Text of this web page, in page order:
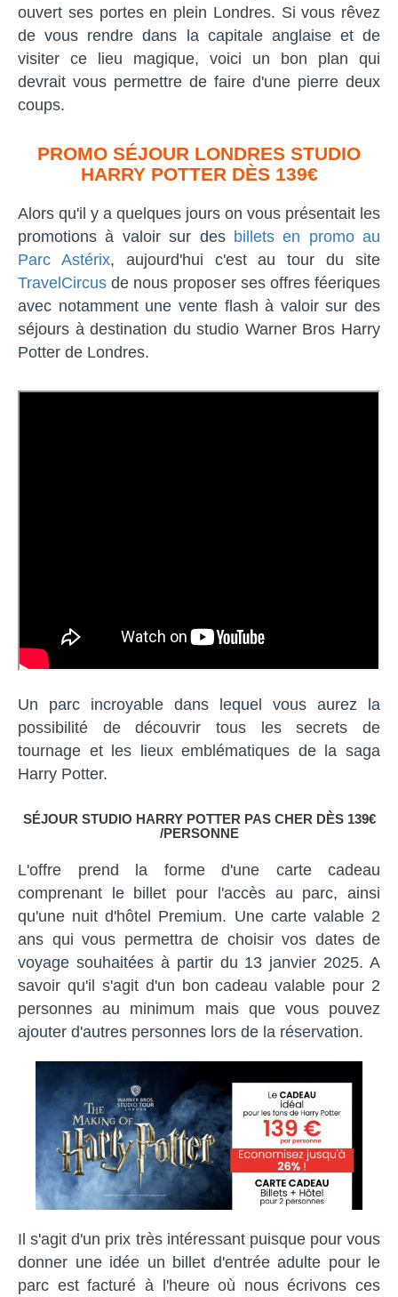
ouvert ses portes en plein Londres. Si vous rêvez
de vous rendre dans la capitale anglaise et de
visiter ce lieu magique, voici un bon plan qui
devrait vous permettre de faire d'une pierre deux
coups.
PROMO SÉJOUR LONDRES STUDIO
HARRY POTTER DÈS 139€
Alors qu'il y a quelques jours on vous présentait les
promotions à valoir sur des billets en promo au
Parc Astérix, aujourd'hui c'est au tour du site
TravelCircus de nous proposer ses offres féeriques
avec notamment une vente flash à valoir sur des
séjours à destination du studio Warner Bros Harry
Potter de Londres.
Un parc incroyable dans lequel vous aurez la
possibilité de découvrir tous les secrets de
tournage et les lieux emblématiques de la saga
Harry Potter.
SÉJOUR STUDIO HARRY POTTER PAS CHER DÈS 139€
/PERSONNE
L'offre prend la forme d'une carte cadeau
comprenant le billet pour l'accès au parc, ainsi
qu'une nuit d'hôtel Premium. Une carte valable 2
ans qui vous permettra de choisir vos dates de
voyage souhaitées à partir du 13 janvier 2025. A
savoir qu'il s'agit d'un bon cadeau valable pour 2
personnes au minimum mais que vous pouvez
ajouter d'autres personnes lors de la réservation.
Il s'agit d'un prix très intéressant puisque pour vous
donner une idée un billet d'entrée adulte pour le
parc est facturé à l'heure où nous écrivons ces